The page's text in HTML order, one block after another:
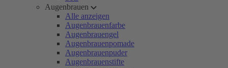
Augenbrauen
Alle anzeigen
Augenbrauenfarbe
Augenbrauengel
Augenbrauenpomade
Augenbrauenpuder
Augenbrauenstifte